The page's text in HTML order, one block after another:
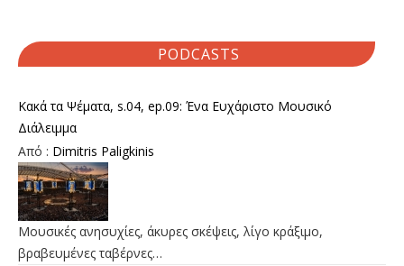
PODCASTS
Κακά τα Ψέματα, s.04, ep.09: Ένα Ευχάριστο Μουσικό
Διάλειμμα
Από : Dimitris Paligkinis
Μουσικές ανησυχίες, άκυρες σκέψεις, λίγο κράξιμο,
βραβευμένες ταβέρνες…